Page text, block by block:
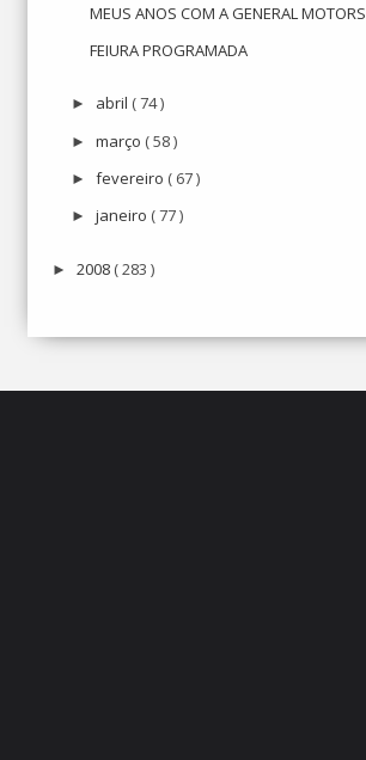
MEUS ANOS COM A GENERAL MOTORS
FEIURA PROGRAMADA
► abril ( 74 )
► março ( 58 )
► fevereiro ( 67 )
► janeiro ( 77 )
► 2008 ( 283 )